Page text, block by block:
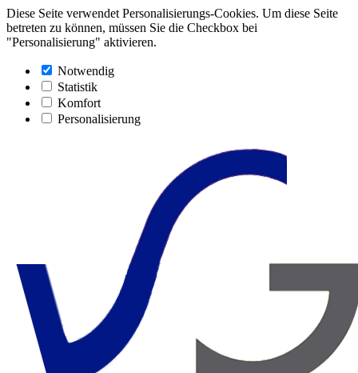
Diese Seite verwendet Personalisierungs-Cookies. Um diese Seite
betreten zu können, müssen Sie die Checkbox bei
"Personalisierung" aktivieren.
Notwendig
Statistik
Komfort
Personalisierung